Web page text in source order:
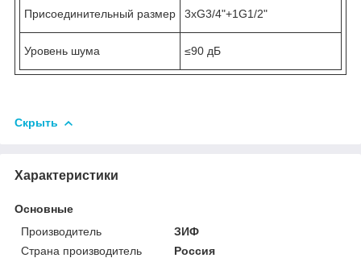
Присоединительный размер 3хG3/4"+1G1/2"
Уровень шума ≤90 дБ
Скрыть
Характеристики
Основные
Производитель
ЗИФ
Страна производитель
Россия